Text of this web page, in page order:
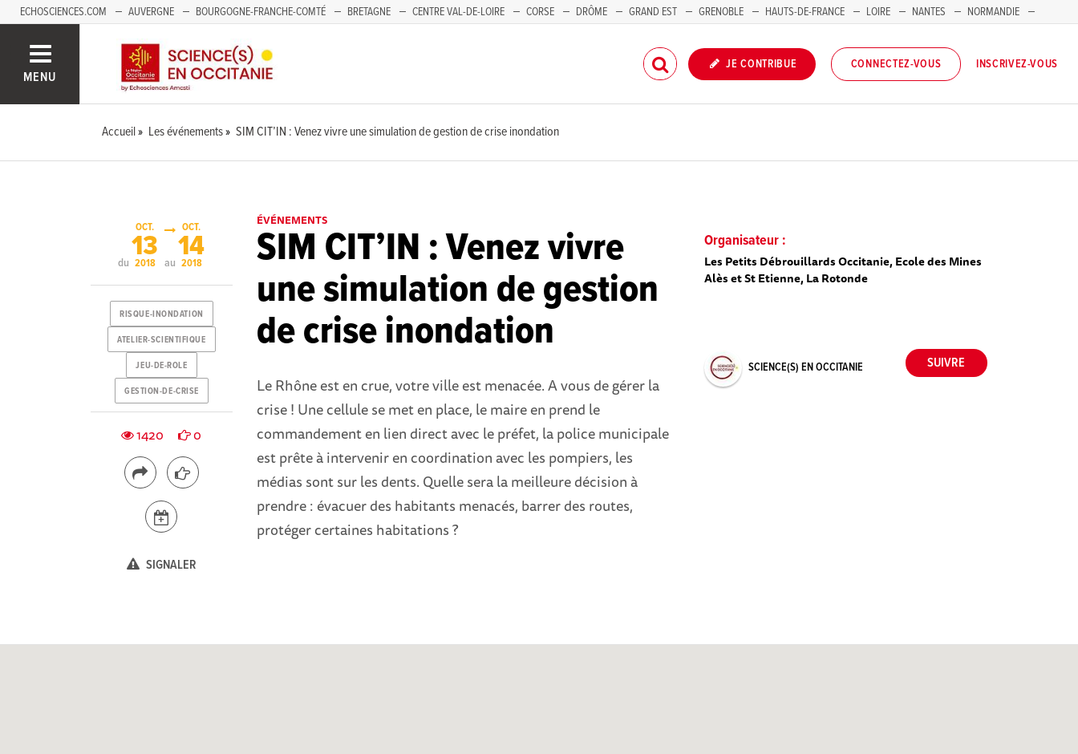
ECHOSCIENCES.COM AUVERGNE BOURGOGNE-FRANCHE-COMTÉ BRETAGNE CENTRE VAL-DE-LOIRE CORSE DRÔME GRAND EST GRENOBLE HAUTS-DE-FRANCE LOIRE NANTES
NORMANDIE
MENU
JE CONTRIBUE CONNECTEZ-VOUS INSCRIVEZ-VOUS
Accueil Les événements SIM CIT’IN : Venez vivre une simulation de gestion de crise inondation
ÉVÉNEMENTS
SIM CIT’IN : Venez vivre
une simulation de gestion
de crise inondation
Le Rhône est en crue, votre ville est menacée. A vous de gérer la
crise ! Une cellule se met en place, le maire en prend le
commandement en lien direct avec le préfet, la police municipale
est prête à intervenir en coordination avec les pompiers, les
médias sont sur les dents. Quelle sera la meilleure décision à
prendre : évacuer des habitants menacés, barrer des routes,
protéger certaines habitations ?
Organisateur :
Les Petits Débrouillards Occitanie, Ecole des Mines
Alès et St Etienne, La Rotonde
SCIENCE(S) EN OCCITANIE
du
OCT.
13
2018 au
OCT.
14
2018
RISQUE-INONDATION
ATELIER-SCIENTIFIQUE
JEU-DE-ROLE
GESTION-DE-CRISE
1420 0
SIGNALER